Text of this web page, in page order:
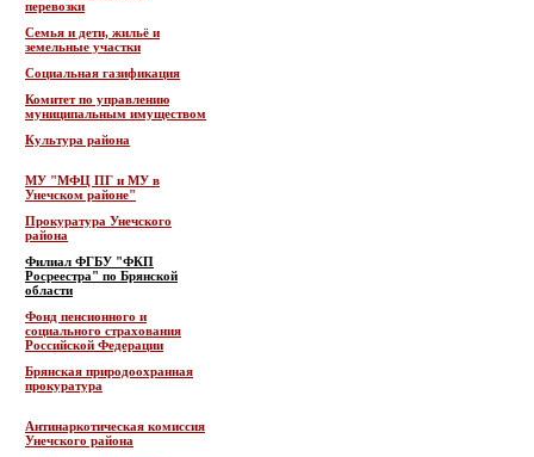
перевозки
Семья и дети, жильё и
земельные участки
Социальная газификация
Комитет по управлению
муниципальным имуществом
Культура района
МУ "МФЦ ПГ и МУ в
Унечском районе"
Прокуратура Унечского
района
Филиал ФГБУ "ФКП
Росреестра" по Брянской
области
Фонд пенсионного и
социального страхования
Российской Федерации
Брянская природоохранная
прокуратура
Антинаркотическая комиссия
Унечского района